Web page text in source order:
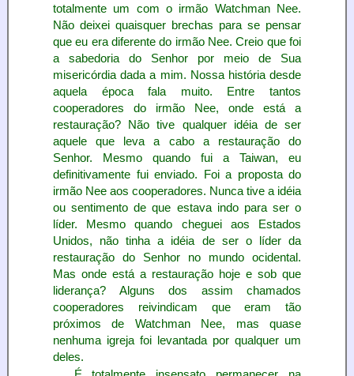
totalmente um com o irmão Watchman Nee.
Não deixei quaisquer brechas para se pensar
que eu era diferente do irmão Nee. Creio que foi
a sabedoria do Senhor por meio de Sua
misericórdia dada a mim. Nossa história desde
aquela época fala muito. Entre tantos
cooperadores do irmão Nee, onde está a
restauração? Não tive qualquer idéia de ser
aquele que leva a cabo a restauração do
Senhor. Mesmo quando fui a Taiwan, eu
definitivamente fui enviado. Foi a proposta do
irmão Nee aos cooperadores. Nunca tive a idéia
ou sentimento de que estava indo para ser o
líder. Mesmo quando cheguei aos Estados
Unidos, não tinha a idéia de ser o líder da
restauração do Senhor no mundo ocidental.
Mas onde está a restauração hoje e sob que
liderança? Alguns dos assim chamados
cooperadores reivindicam que eram tão
próximos de Watchman Nee, mas quase
nenhuma igreja foi levantada por qualquer um
deles.